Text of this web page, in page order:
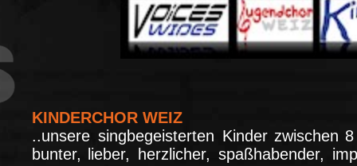
KINDERCHOR WEIZ
..unsere singbegeisterten Kinder zwischen
bunter,
lieber, herzlicher, spaßhabender,